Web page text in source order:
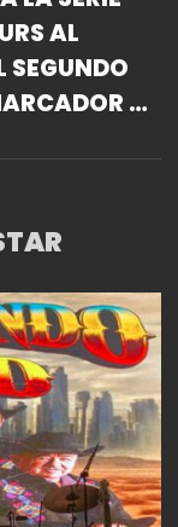
AL
SEGUNDO
DE